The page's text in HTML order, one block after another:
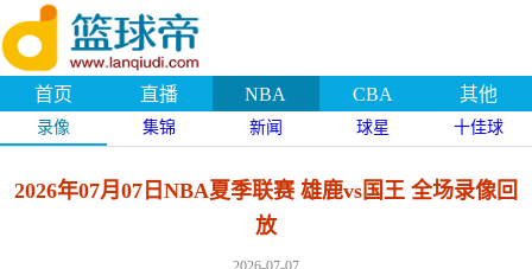
首页 直播 NBA CBA 其他
录像 集锦 新闻 球星 十佳球
2026年07月07日NBA夏季联赛 雄鹿vs国王 全场录像回
放